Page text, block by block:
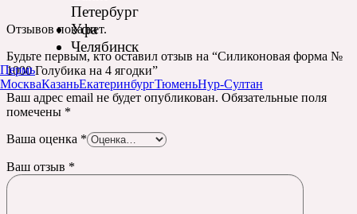
Петербург
Уфа
Челябинск
Пермь
МоскваКазаньЕкатеринбургТюменьНур-Султан
Отзывов пока нет.
Будьте первым, кто оставил отзыв на “Силиконовая форма №
1000 Голубика на 4 ягодки”
Ваш адрес email не будет опубликован. Обязательные поля
помечены *
Ваша оценка *
Ваш отзыв *